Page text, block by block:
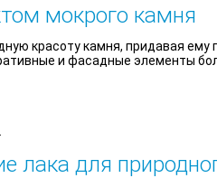
мокрого камня
красоту камня, придавая ему
и фасадные элементы
лака для